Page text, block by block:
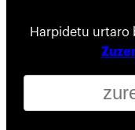
Harpidetu urtaro